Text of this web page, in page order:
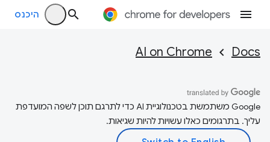
היכנס
Docs
AI on Chrome
‫Google משתמשת בטכנולוגיית AI כדי לתרגם תוכן לשפה המועדפת
עליך. בתרגומים כאלו עשויות להיות שגיאות.